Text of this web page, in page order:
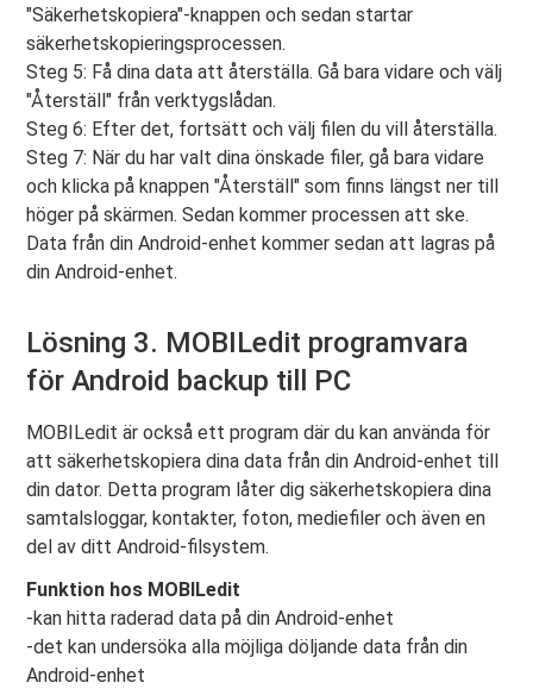
"Säkerhetskopiera"-knappen och sedan startar
säkerhetskopieringsprocessen.
Steg 5: Få dina data att återställa. Gå bara vidare och välj
"Återställ" från verktygslådan.
Steg 6: Efter det, fortsätt och välj filen du vill återställa.
Steg 7: När du har valt dina önskade filer, gå bara vidare
och klicka på knappen "Återställ" som finns längst ner till
höger på skärmen. Sedan kommer processen att ske.
Data från din Android-enhet kommer sedan att lagras på
din Android-enhet.
Lösning 3. MOBILedit programvara
för Android backup till PC
MOBILedit är också ett program där du kan använda för
att säkerhetskopiera dina data från din Android-enhet till
din dator. Detta program låter dig säkerhetskopiera dina
samtalsloggar, kontakter, foton, mediefiler och även en
del av ditt Android-filsystem.
Funktion hos MOBILedit
-kan hitta raderad data på din Android-enhet
-det kan undersöka alla möjliga döljande data från din
Android-enhet